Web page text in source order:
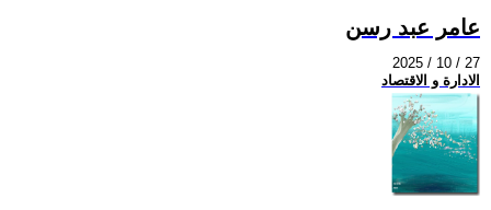
عامر عبد رسن
2025 / 10 / 27
الادارة و الاقتصاد